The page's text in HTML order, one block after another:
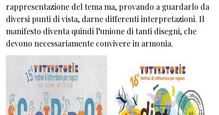
rappresentazione del tema ma, provando a guardarlo da
diversi punti di vista, darne differenti interpretazioni. Il
manifesto diventa quindi l’unione di tanti disegni, che
devono necessariamente convivere in armonia.